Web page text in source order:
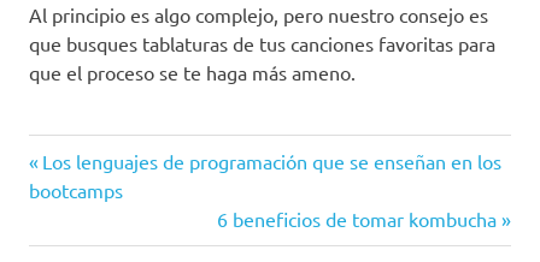
Al principio es algo complejo, pero nuestro consejo es
que busques tablaturas de tus canciones favoritas para
que el proceso se te haga más ameno.
Navegación
Entrada
anterior:
Los lenguajes de programación que se enseñan en los
bootcamps
Siguiente
entrada:
6 beneficios de tomar kombucha